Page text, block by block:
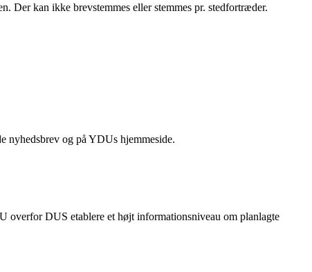
Der kan ikke brevstemmes eller stemmes pr. stedfortræder.
nyhedsbrev og på YDUs hjemmeside.
DUS etablere et højt informationsniveau om planlagte